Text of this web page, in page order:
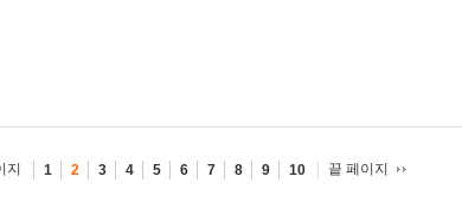
지 1 2 3 4 5 6 7 8 9 10 끝 페이지